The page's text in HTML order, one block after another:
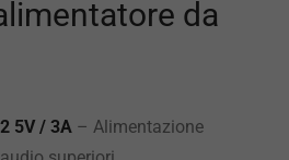
da
5V / 3A – Alimentazione